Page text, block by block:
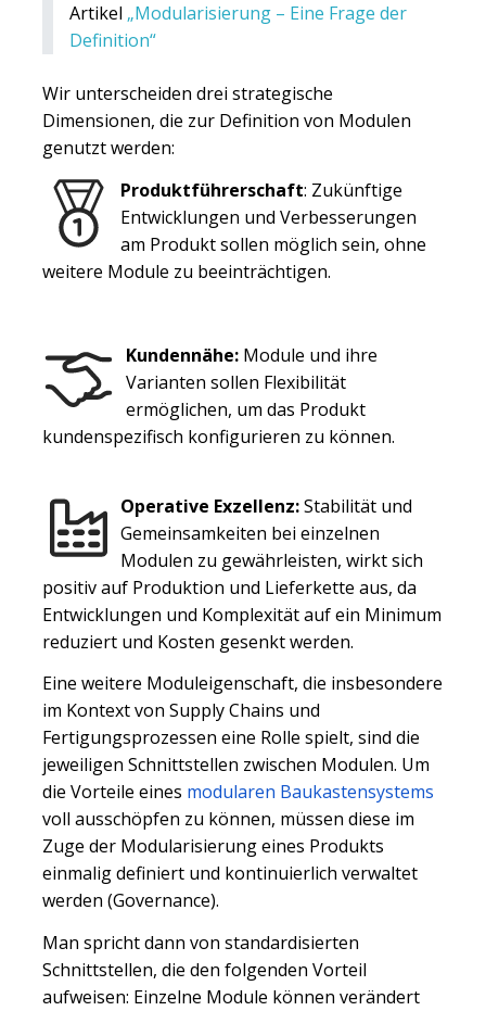
Artikel „Modularisierung – Eine Frage der
Definition“
Wir unterscheiden drei strategische
Dimensionen, die zur Definition von Modulen
genutzt werden:
Produktführerschaft: Zukünftige
Entwicklungen und Verbesserungen
am Produkt sollen möglich sein, ohne
weitere Module zu beeinträchtigen.
Kundennähe: Module und ihre
Varianten sollen Flexibilität
ermöglichen, um das Produkt
kundenspezifisch konfigurieren zu können.
Operative Exzellenz:Stabilität und
Gemeinsamkeiten bei einzelnen
Modulen zu gewährleisten, wirkt sich
positiv auf Produktion und Lieferkette aus, da
Entwicklungen und Komplexität auf ein Minimum
reduziert und Kosten gesenkt werden.
Eine weitere Moduleigenschaft, die insbesondere
im Kontext von Supply Chains und
Fertigungsprozessen eine Rolle spielt, sind die
jeweiligen Schnittstellen zwischen Modulen. Um
die Vorteile eines modularen Baukastensystems
voll ausschöpfen zu können, müssen diese im
Zuge der Modularisierung eines Produkts
einmalig definiert und kontinuierlich verwaltet
werden (Governance).
Man spricht dann von standardisierten
Schnittstellen, die den folgenden Vorteil
aufweisen: Einzelne Module können verändert